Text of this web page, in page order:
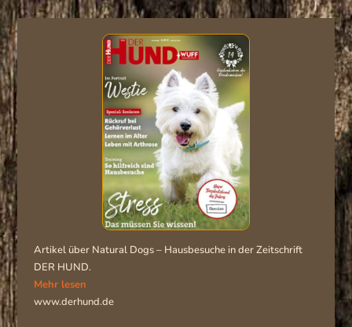
Artikel über Natural Dogs – Hausbesuche in der Zeitschrift
DER HUND.
Mehr lesen
www.derhund.de